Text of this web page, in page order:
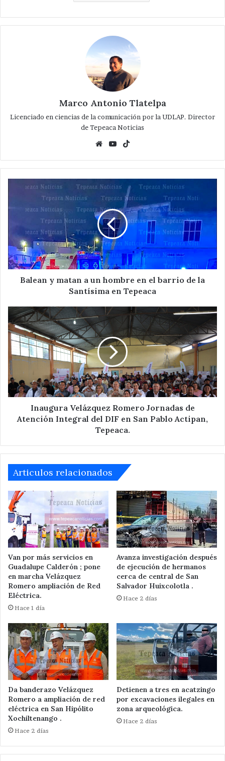
Marco Antonio Tlatelpa
Licenciado en ciencias de la comunicación por la UDLAP. Director
de Tepeaca Noticias
WebsiteYouTube
hombre
en
el
barrio
en
Tepeaca
Balean y matan a un hombre en el barrio de la
Santísima en Tepeaca
Inaugura
Velázquez
Romero
Jornadas
de
Atención
Integral
del
DIF
Tepeaca.
Inaugura Velázquez Romero Jornadas de
Atención Integral del DIF en San Pablo Actipan,
Tepeaca.
Articulos relacionados
Van por más servicios en
Guadalupe Calderón ; pone
en marcha Velázquez
Romero ampliación de Red
Eléctrica.
Hace 1 día
Avanza investigación después
de ejecución de hermanos
cerca de central de San
Salvador Huixcolotla .
Hace 2 días
Da banderazo Velázquez
Romero a ampliación de red
eléctrica en San Hipólito
Xochiltenango .
Hace 2 días
Detienen a tres en acatzingo
por excavaciones ilegales en
zona arqueológica.
Hace 2 días